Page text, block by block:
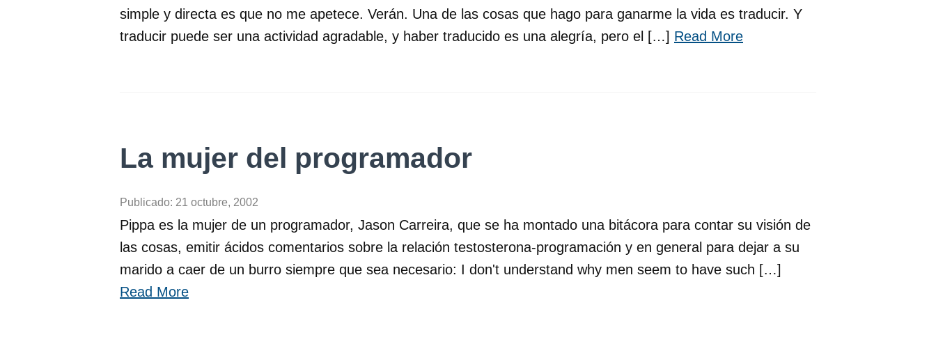
simple y directa es que no me apetece. Verán. Una de las cosas que hago para ganarme la vida es traducir. Y
traducir puede ser una actividad agradable, y haber traducido es una alegría, pero el […] Read More
La mujer del programador
Publicado: 21 octubre, 2002
Pippa es la mujer de un programador, Jason Carreira, que se ha montado una bitácora para contar su visión de
las cosas, emitir ácidos comentarios sobre la relación testosterona-programación y en general para dejar a su
marido a caer de un burro siempre que sea necesario: I don't understand why men seem to have such […]
Read More